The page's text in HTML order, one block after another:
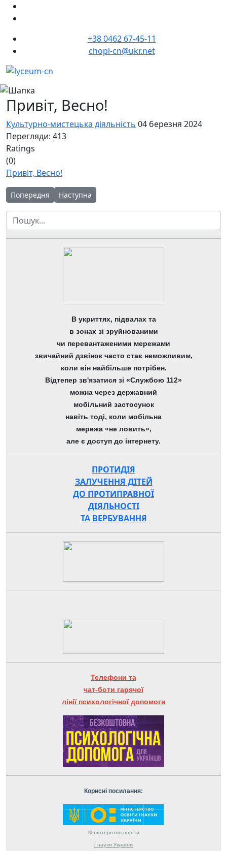
+38 0462 67-45-11
chopl-cn@ukr.net
Привіт, Весно!
Культурно-мистецька діяльність 04 березня 2024
Перегляди: 413
Ratings
(0)
Привіт, Весно!
Попередня стаття: Обираєш професію - обираєш долю
Попередня Наступна стаття: Вихідний - це гарний привід
Наступна
Пошук
В укриттях, підвалах та
в зонах зі зруйнованими
чи перевантаженими мережами
звичайний дзвінок часто стає неможливим,
коли він найбільше потрібен.
Відтепер зв'язатися зі «Службою 112»
можна через державний
мобільний застосунок
навіть тоді, коли мобільна
мережа «не ловить»,
але є доступ до інтернету.
ПРОТИДІЯ
ЗАЛУЧЕННЯ ДІТЕЙ
ДО ПРОТИПРАВНОЇ
ДІЯЛЬНОСТІ
ТА ВЕРБУВАННЯ
Телефони та
чат-боти гарячої
лінії психологічної допомоги
Корисні посилання:
Міністерство освіти
і науки України